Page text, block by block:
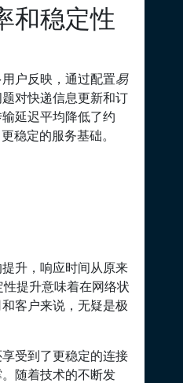
和稳定性
户反映，通过配置易
对快递信息更新和订
延迟平均降低了约
稳定的服务基础。
升，响应时间从原来
提升意味着在网络状
客户来说，无疑是极
受到了更稳定的连接
随着技术的不断发